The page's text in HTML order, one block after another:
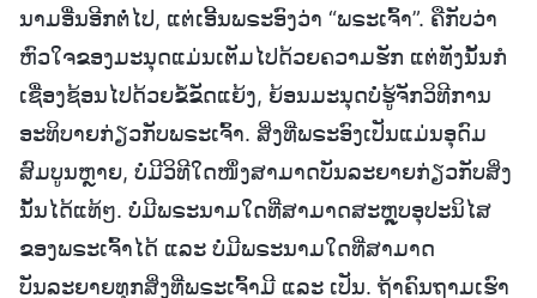
ນາມອື່ນອີກຕໍ່ໄປ, ແຕ່ເອີ້ນພຣະອົງວ່າ “ພຣະເຈົ້າ”. ຄືກັບວ່າ
ຫົວໃຈຂອງມະນຸດແມ່ນເຕັມໄປດ້ວຍຄວາມຮັກ ແຕ່ທັງນັ້ນກໍ
ເຊື່ອງຊ້ອນໄປດ້ວຍຂໍ້ຂັດແຍ້ງ, ຍ້ອນມະນຸດບໍ່ຮູ້ຈັກວິທີການ
ອະທິບາຍກ່ຽວກັບພຣະເຈົ້າ. ສິ່ງທີ່ພຣະອົງເປັນແມ່ນອຸດົມ
ສົມບູນຫຼາຍ, ບໍ່ມີວິທີໃດໜຶ່ງສາມາດບັນລະຍາຍກ່ຽວກັບສິ່ງ
ນັ້ນໄດ້ແທ້ໆ. ບໍ່ມີພຣະນາມໃດທີ່ສາມາດສະຫຼຸບອຸປະນິໄສ
ຂອງພຣະເຈົ້າໄດ້ ແລະ ບໍ່ມີພຣະນາມໃດທີ່ສາມາດ
ບັນລະຍາຍທຸກສິ່ງທີ່ພຣະເຈົ້າມີ ແລະ ເປັນ. ຖ້າຄົນຖາມເຮົາ